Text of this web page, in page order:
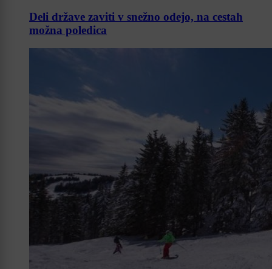
Deli države zaviti v snežno odejo, na cestah
možna poledica